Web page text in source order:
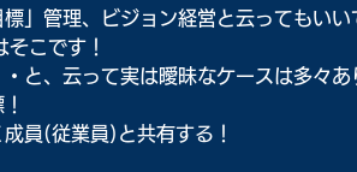
」管理、ビジョン経営と云ってもいい
こです！
と、云って実は曖昧なケースは多々あ
員(従業員)と共有する！